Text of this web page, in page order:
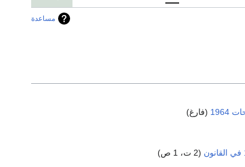
مساعدة
1964 (فارغ)
(2 ت، 1 ص)